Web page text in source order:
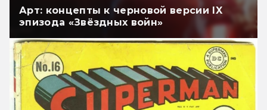
Арт: концепты к черновой версии IX
эпизода «Звёздных войн»